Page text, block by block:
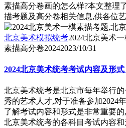
素描高分卷画的怎么样?本文整理
描考题及高分卷相关信息,供各位
北京美术模拟统考2024北京美术
素描高分卷20242023/10/31
2024北京美术统考考试内容及形式
北京美术统考是北京市每年举行
秀的艺术人才,对于准备参加2024
了解考试内容和形式是非常重要
北京美术统考的各科目考试内容